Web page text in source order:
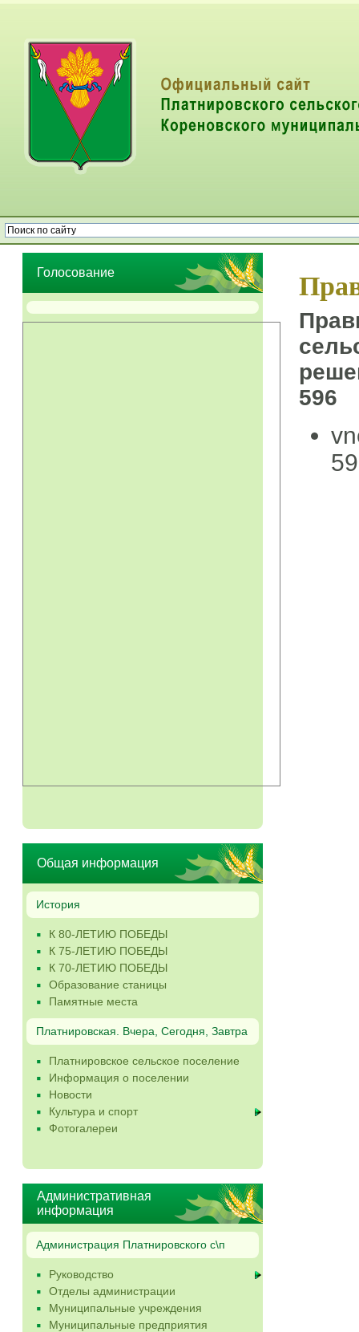
Голосование
Общая информация
История
К 80-ЛЕТИЮ ПОБЕДЫ
К 75-ЛЕТИЮ ПОБЕДЫ
К 70-ЛЕТИЮ ПОБЕДЫ
Образование станицы
Памятные места
Платнировская. Вчера, Сегодня, Завтра
Платнировское сельское поселение
Информация о поселении
Новости
Культура и спорт
Фотогалереи
Административная
информация
Администрация Платнировского с\п
Руководство
Отделы администрации
Муниципальные учреждения
Муниципальные предприятия
596